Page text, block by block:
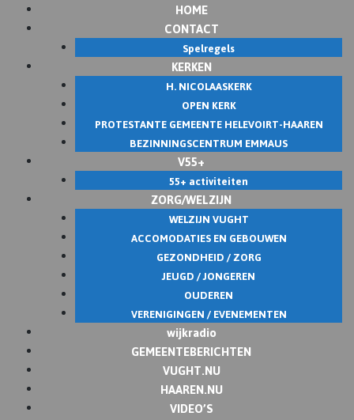
HOME
CONTACT
Spelregels
KERKEN
H. NICOLAASKERK
OPEN KERK
PROTESTANTE GEMEENTE HELEVOIRT-HAAREN
BEZINNINGSCENTRUM EMMAUS
V55+
55+ activiteiten
ZORG/WELZIJN
WELZIJN VUGHT
ACCOMODATIES EN GEBOUWEN
GEZONDHEID / ZORG
JEUGD / JONGEREN
OUDEREN
VERENIGINGEN / EVENEMENTEN
wijkradio
GEMEENTEBERICHTEN
VUGHT.NU
HAAREN.NU
VIDEO’S